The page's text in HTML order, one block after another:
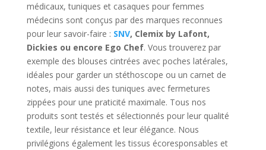
médicaux, tuniques et casaques pour femmes
médecins sont conçus par des marques reconnues
pour leur savoir-faire : SNV, Clemix by Lafont,
Dickies ou encore Ego Chef. Vous trouverez par
exemple des blouses cintrées avec poches latérales,
idéales pour garder un stéthoscope ou un carnet de
notes, mais aussi des tuniques avec fermetures
zippées pour une praticité maximale. Tous nos
produits sont testés et sélectionnés pour leur qualité
textile, leur résistance et leur élégance. Nous
privilégions également les tissus écoresponsables et